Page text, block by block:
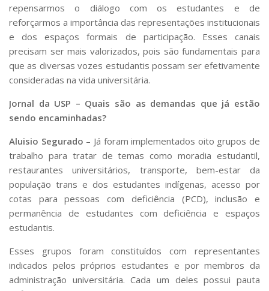
repensarmos o diálogo com os estudantes e de
reforçarmos a importância das representações institucionais
e dos espaços formais de participação. Esses canais
precisam ser mais valorizados, pois são fundamentais para
que as diversas vozes estudantis possam ser efetivamente
consideradas na vida universitária.
Jornal da USP – Quais são as demandas que já estão
sendo encaminhadas?
Aluisio Segurado – Já foram implementados oito grupos de
trabalho para tratar de temas como moradia estudantil,
restaurantes universitários, transporte, bem-estar da
população trans e dos estudantes indígenas, acesso por
cotas para pessoas com deficiência (PCD), inclusão e
permanência de estudantes com deficiência e espaços
estudantis.
Esses grupos foram constituídos com representantes
indicados pelos próprios estudantes e por membros da
administração universitária. Cada um deles possui pauta